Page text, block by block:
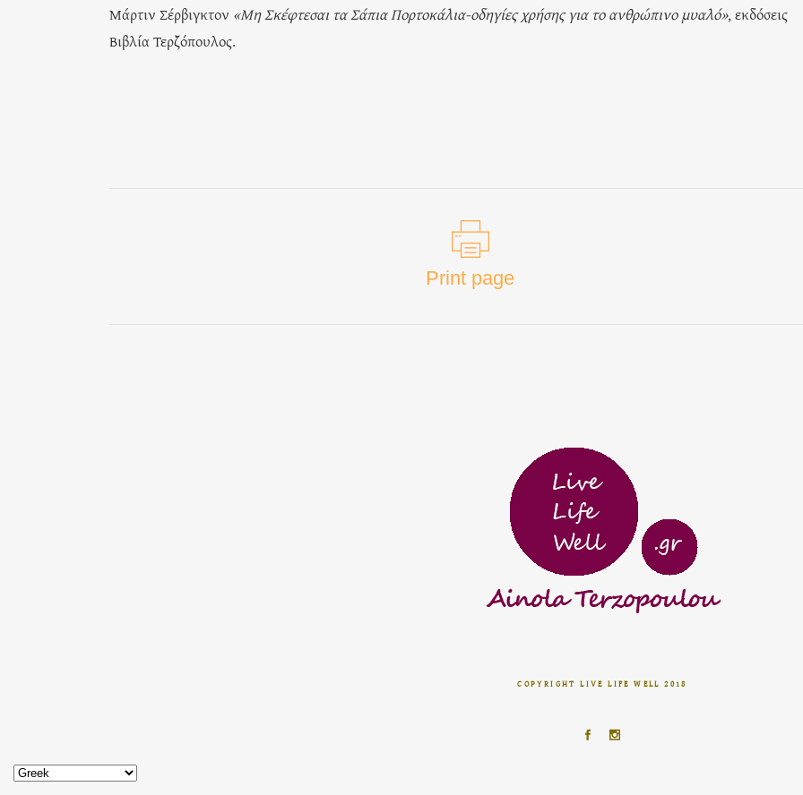
Μάρτιν Σέρβιγκτον «Μη Σκέφτεσαι τα Σάπια Πορτοκάλια-οδηγίες χρήσης για το ανθρώπινο μυαλό», εκδόσεις
Βιβλία Τερζόπουλος.
Print page
COPYRIGHT LIVE LIFE WELL 2018